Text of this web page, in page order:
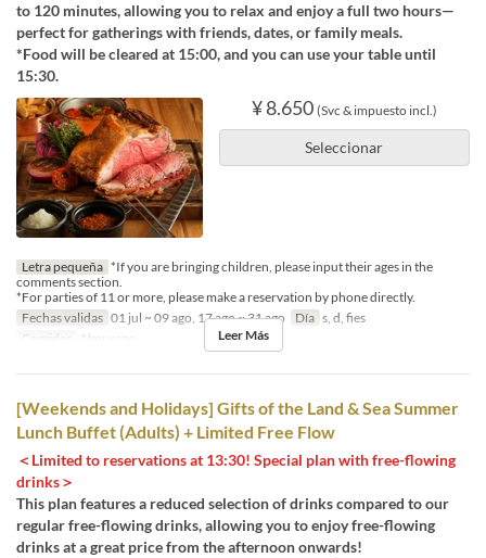
to 120 minutes, allowing you to relax and enjoy a full two hours—
perfect for gatherings with friends, dates, or family meals.
*Food will be cleared at 15:00, and you can use your table until
15:30.
¥ 8.650 (Svc & impuesto incl.)
Seleccionar
Letra pequeña *If you are bringing children, please input their ages in the
comments section.
*For parties of 11 or more, please make a reservation by phone directly.
Fechas validas 01 jul ~ 09 ago, 17 ago ~ 31 ago Día s, d, fies
Comidas
Almuerzo Leer Más
[Weekends and Holidays] Gifts of the Land & Sea Summer
Lunch Buffet (Adults) + Limited Free Flow
＜Limited to reservations at 13:30! Special plan with free-flowing
drinks＞
This plan features a reduced selection of drinks compared to our
regular free-flowing drinks, allowing you to enjoy free-flowing
drinks at a great price from the afternoon onwards!